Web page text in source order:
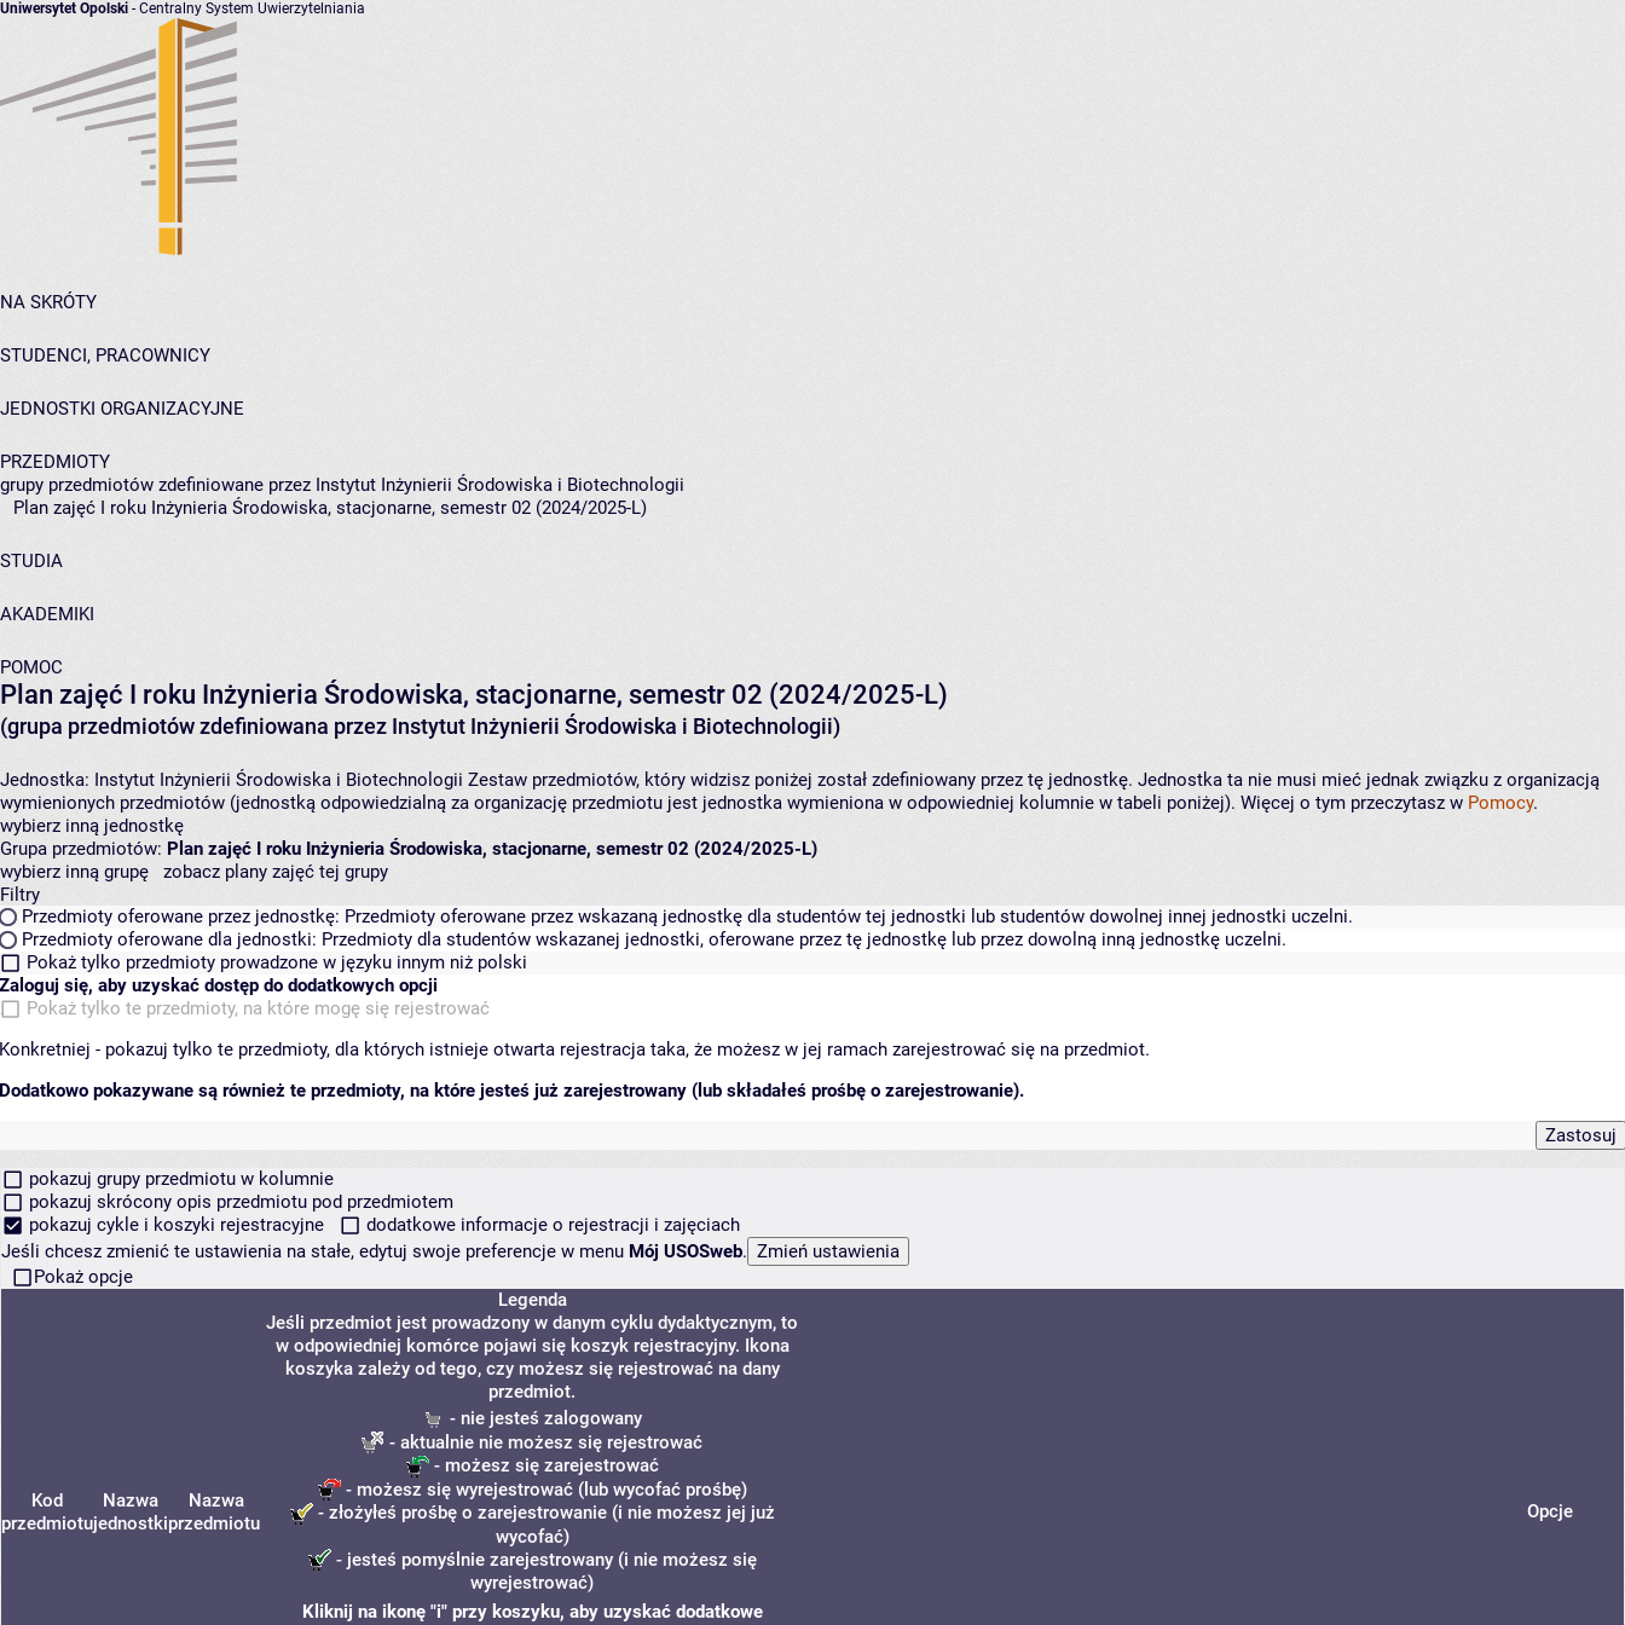
Uniwersytet Opolski - Centralny System Uwierzytelniania
NA SKRÓTY
STUDENCI, PRACOWNICY
JEDNOSTKI ORGANIZACYJNE
PRZEDMIOTY
grupy przedmiotów zdefiniowane przez Instytut Inżynierii Środowiska i Biotechnologii
Plan zajęć I roku Inżynieria Środowiska, stacjonarne, semestr 02 (2024/2025-L)
STUDIA
AKADEMIKI
POMOC
Plan zajęć I roku Inżynieria Środowiska, stacjonarne, semestr 02 (2024/2025-L)
(grupa przedmiotów zdefiniowana przez Instytut Inżynierii Środowiska i Biotechnologii)
Jednostka: Instytut Inżynierii Środowiska i Biotechnologii Zestaw przedmiotów, który widzisz poniżej został zdefiniowany przez tę jednostkę. Jednostka ta nie musi mieć jednak związku z organizacją
wymienionych przedmiotów (jednostką odpowiedzialną za organizację przedmiotu jest jednostka wymieniona w odpowiedniej kolumnie w tabeli poniżej). Więcej o tym przeczytasz w Pomocy.
wybierz inną jednostkę
Grupa przedmiotów: Plan zajęć I roku Inżynieria Środowiska, stacjonarne, semestr 02 (2024/2025-L)
wybierz inną grupę
zobacz plany zajęć tej grupy
Filtry
Przedmioty oferowane przez jednostkę: Przedmioty oferowane przez wskazaną jednostkę dla studentów tej jednostki lub studentów dowolnej innej jednostki uczelni.
Przedmioty oferowane dla jednostki: Przedmioty dla studentów wskazanej jednostki, oferowane przez tę jednostkę lub przez dowolną inną jednostkę uczelni.
Pokaż tylko przedmioty prowadzone w języku innym niż polski
Zaloguj się, aby uzyskać dostęp do dodatkowych opcji
Pokaż tylko te przedmioty, na które mogę się rejestrować
Konkretniej - pokazuj tylko te przedmioty, dla których istnieje otwarta rejestracja taka, że możesz w jej ramach zarejestrować się na przedmiot.
Dodatkowo pokazywane są również te przedmioty, na które jesteś już zarejestrowany (lub składałeś prośbę o zarejestrowanie).
pokazuj grupy przedmiotu w kolumnie
pokazuj skrócony opis przedmiotu pod przedmiotem
pokazuj cykle i koszyki rejestracyjne
dodatkowe informacje o rejestracji i zajęciach
Jeśli chcesz zmienić te ustawienia na stałe, edytuj swoje preferencje w menu Mój USOSweb.
Pokaż opcje
Kod
przedmiotu
Nazwa
jednostki
Nazwa
przedmiotu
Legenda
Jeśli przedmiot jest prowadzony w danym cyklu dydaktycznym, to
w odpowiedniej komórce pojawi się koszyk rejestracyjny. Ikona
koszyka zależy od tego, czy możesz się rejestrować na dany
przedmiot.
- nie jesteś zalogowany
- aktualnie nie możesz się rejestrować
- możesz się zarejestrować
- możesz się wyrejestrować (lub wycofać prośbę)
- złożyłeś prośbę o zarejestrowanie (i nie możesz jej już
wycofać)
- jesteś pomyślnie zarejestrowany (i nie możesz się
wyrejestrować)
Kliknij na ikonę "i" przy koszyku, aby uzyskać dodatkowe
Opcje